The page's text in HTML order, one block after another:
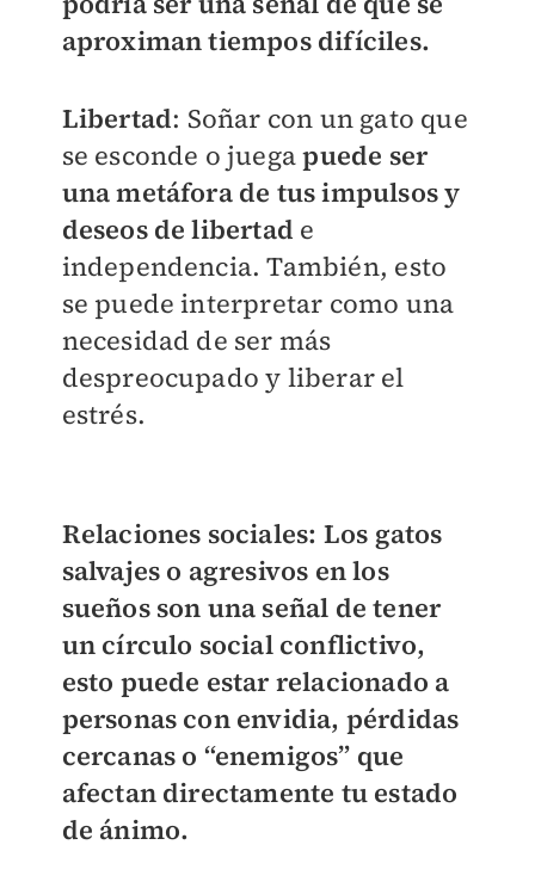
aproximan tiempos difíciles.
Libertad: Soñar con un gato que
se esconde o juegapuede ser
una metáfora de tus impulsos y
deseos de libertad e
independencia. También, esto
se puede interpretar como una
necesidad de ser más
despreocupado y liberar el
estrés.
Relaciones sociales: Los gatos
salvajes o agresivos en los
sueños son una señal de tener
un círculo social conflictivo,
esto puede estar relacionado a
personas con envidia, pérdidas
cercanas o “enemigos” que
afectan directamente tu estado
de ánimo.